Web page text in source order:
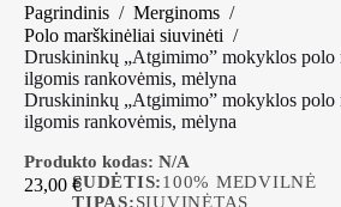
Pagrindinis / Merginoms /
Polo marškinėliai siuvinėti /
Druskininkų „Atgimimo” mokyklos polo
ilgomis rankovėmis, mėlyna
Druskininkų „Atgimimo” mokyklos polo
ilgomis rankovėmis, mėlyna
Produkto kodas: N/A
SUDĖTIS:100% MEDVILNĖ
TIPAS:SIUVINĖTAS
23,00 €